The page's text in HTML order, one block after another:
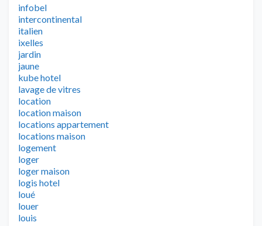
infobel
intercontinental
italien
ixelles
jardin
jaune
kube hotel
lavage de vitres
location
location maison
locations appartement
locations maison
logement
loger
loger maison
logis hotel
loué
louer
louis